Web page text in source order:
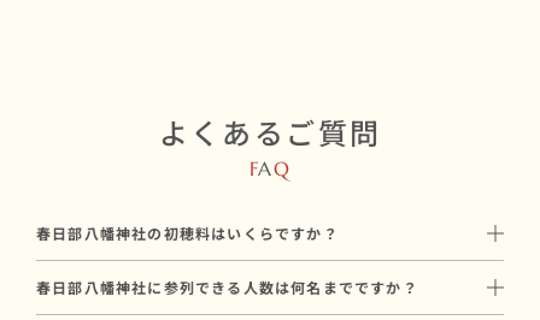
よくあるご質問
FAQ
春日部八幡神社の初穂料はいくらですか？
神社に直接お納めいただく挙式のお礼で、和婚スタイルのプラン
春日部八幡神社に参列できる人数は何名までですか？